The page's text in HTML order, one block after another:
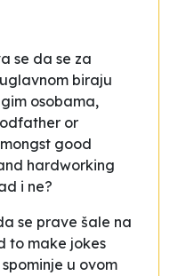
se da se za
biraju
osobama,
or
good
hardworking
i ne?
se prave šale na
to make jokes
u ovom